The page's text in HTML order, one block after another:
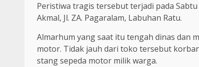
Peristiwa tragis tersebut terjadi pada
Akmal, Jl. ZA. Pagaralam, Labuhan Ratu.
Almarhum yang saat itu tengah dinas dan
motor. Tidak jauh dari toko tersebut
stang sepeda motor milik warga.